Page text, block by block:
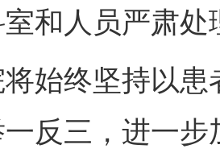
和人员严肃
终坚持以患
反三，进一